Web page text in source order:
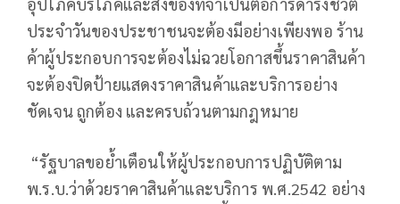
อุปโภคบริโภคและสิ่งของที่จำเป็นต่อการดำรงชีวิต
ประจำวันของประชาชนจะต้องมีอย่างเพียงพอ ร้าน
ค้าผู้ประกอบการจะต้องไม่ฉวยโอกาสขึ้นราคาสินค้า
จะต้องปิดป้ายแสดงราคาสินค้าและบริการอย่าง
ชัดเจน ถูกต้อง และครบถ้วนตามกฎหมาย
“รัฐบาลขอย้ำเตือนให้ผู้ประกอบการปฏิบัติตาม
พ.ร.บ.ว่าด้วยราคาสินค้าและบริการ พ.ศ.2542 อย่าง